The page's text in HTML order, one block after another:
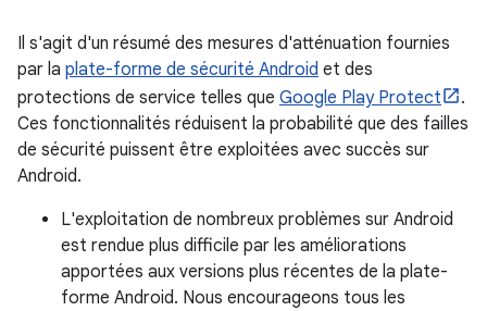
Il s'agit d'un résumé des mesures d'atténuation fournies
par la plate-forme de sécurité Android et des
protections de service telles que Google Play Protect
.
Ces fonctionnalités réduisent la probabilité que des failles
de sécurité puissent être exploitées avec succès sur
Android.
L'exploitation de nombreux problèmes sur Android
est rendue plus difficile par les améliorations
apportées aux versions plus récentes de la plate-
forme Android. Nous encourageons tous les